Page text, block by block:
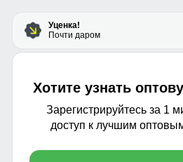
Уценка!
Почти даром
Хотите узнать
Зарегистрируйтесь за 1
доступ к лучшим